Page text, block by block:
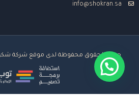
info@shokran.sa
جميع الحقوق محفوظة لدى موقع شركة شكرا